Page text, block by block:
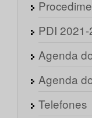
PDI
Agenda
Agenda
Telefones